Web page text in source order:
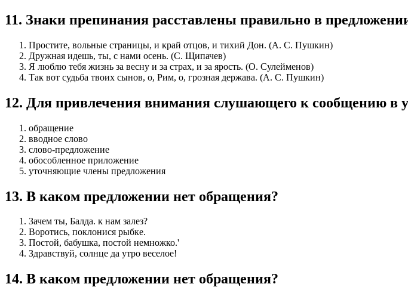
11. Знаки препинания расставлены правильно в
Простите, вольные страницы, и край отцов, и тихий Дон. (А. С. Пушкин)
Дружная идешь, ты, с нами осень. (С. Щипачев)
Я люблю тебя жизнь за весну и за страх, и за ярость. (О. Сулейменов)
Так вот судьба твоих сынов, о, Рим, о, грозная держава. (А. С. Пушкин)
12. Для привлечения внимания слушающего к сообщению в
обращение
вводное слово
слово-предложение
обособленное приложение
уточняющие члены предложения
13. В каком предложении нет обращения?
Зачем ты, Балда. к нам залез?
Воротись, поклонися рыбке.
Постой, бабушка, постой немножко.'
Здравствуй, солнце да утро веселое!
14. В каком предложении нет обращения?